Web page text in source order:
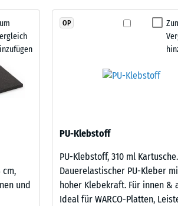
- Skalenwert 2 = Gleitreibungskoeffizient ca. 0,38
abrasiven Verschleiß - Skalenwert 3 = "sehr gut"
- Skalenwert 2 = Infiltration bis zu 10 mm/h (10 l/h/
3 = mittlerer Akzeptanzwinkel ca. 15°, Gruppe
ca. 0,12 W/(m·K)
kein
Produkt
Produktvergleich
cm,
und
OP
PU-Klebstoff
PU-Klebstoff, 310 ml Kartusche.
Dauerelastischer PU-Kleber
hoher Klebekraft. Für innen &
Ideal für WARCO-Platten,